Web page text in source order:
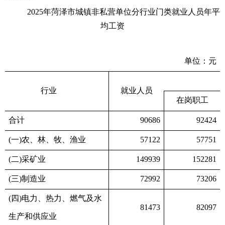
2025年菏泽市城镇非私营单位分行业门类就业人员年平
均工资
单位：元
行业
就业人员
在岗职工
合计 90686 92424
(一)农、林、牧、渔业 57122 57751
(二)采矿业 149939 152281
(三)制造业 72992 73206
(四)电力、热力、燃气及水
生产和供应业
81473 82097